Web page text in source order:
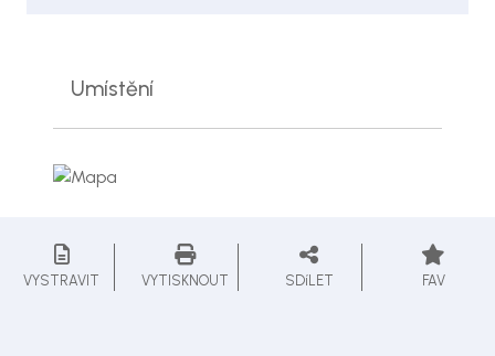
Umístění
VYSTRAVIT VYTISKNOUT SDíLET FAV